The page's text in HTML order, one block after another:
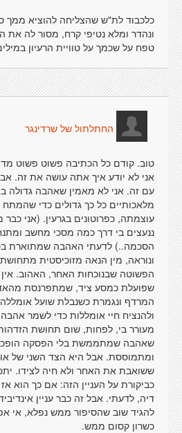
כלכבוד לת"ש שהצליחה להוציא ממך
ונהדר ומלא נטיפי קרח, מסור לה את
טפח על שכמך על טוויית הרעיון
החתלתול של שרדינגר
טוב. קודם כל הכתיבה פשוט פשוט
אני לא יודע איך אתה עושה את זה.
עם זה. אני לא מאמין שאהבה גדולה
מלאכותיים כל כך גדולים כדי
עוצמתה, כפרוטונים בגרעין. (אני
ננעצים בי דרך כמה מסכי מחשב
הסכמה..) לדעתי האהבה שמתוארת
ונוראה, מין הנאה מזוכיסטית
הפשוטה שבנוכחות האחר, האהוב.
שפועלת כמסע ציד, שמתפרנסת
המרדף ונגמרת כשנבלת שועל
ולהנציח חיי אומללות כדי לשמר
מעורר בי, לפחות, שום תחושת
שאהבה שמתממשת בלי הפסקה
ומתמוססת. אבל היא הצד השני של
ששואבת את האחר ולא חיה לצידו.
כביקורת על העניין הזה: אם כך הוא
דיה, לדעתי. אבל זה כבר עניין
להגיד שוב שהסיפור ממש נפלא, אי
כשרון קסום ממש.